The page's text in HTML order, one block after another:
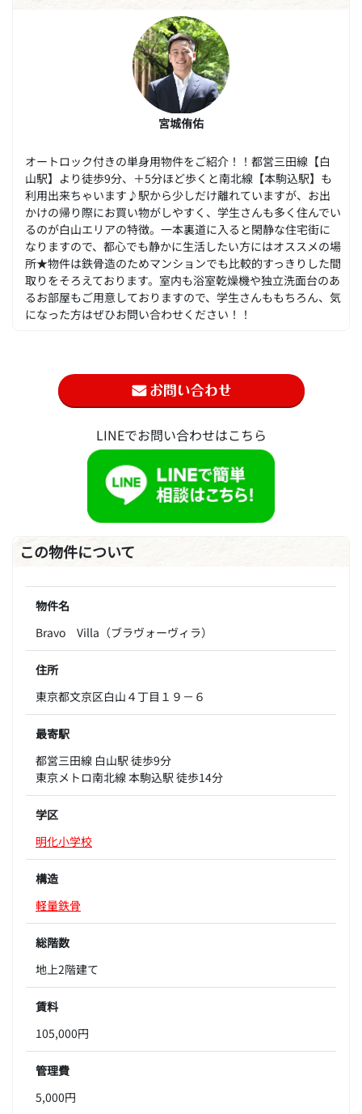
宮城侑佑
オートロック付きの単身用物件をご紹介！！都営三田線【白
山駅】より徒歩9分、＋5分ほど歩くと南北線【本駒込駅】も
利用出来ちゃいます♪駅から少しだけ離れていますが、お出
かけの帰り際にお買い物がしやすく、学生さんも多く住んでい
るのが白山エリアの特徴。一本裏道に入ると閑静な住宅街に
なりますので、都心でも静かに生活したい方にはオススメの場
所★物件は鉄骨造のためマンションでも比較的すっきりした間
取りをそろえております。室内も浴室乾燥機や独立洗面台のあ
るお部屋もご用意しておりますので、学生さんももちろん、気
になった方はぜひお問い合わせください！！
LINEでお問い合わせはこちら
この物件について
物件名
Bravo Villa（ブラヴォーヴィラ）
住所
東京都文京区白山４丁目１９－６
最寄駅
都営三田線 白山駅 徒歩9分
東京メトロ南北線 本駒込駅 徒歩14分
学区
明化小学校
構造
軽量鉄骨
総階数
地上2階建て
賃料
105,000円
管理費
5,000円